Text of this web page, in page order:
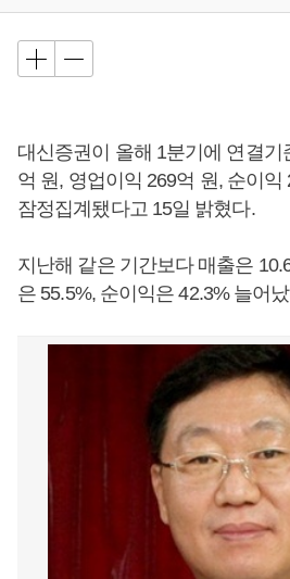
대신증권이 올해 1분기에 연결기
억 원, 영업이익 269억 원, 순이
잠정집계됐다고 15일 밝혔다.
지난해 같은 기간보다 매출은
은 55.5%, 순이익은 42.3% 늘어